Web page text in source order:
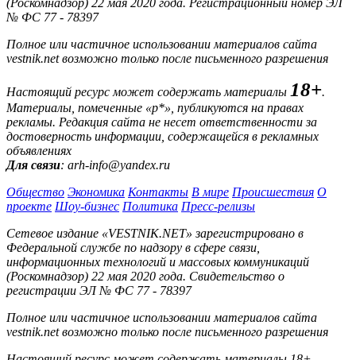
(Роскомнадзор) 22 мая 2020 года. Регистрационный номер ЭЛ
№ ФС 77 - 78397
Полное или частичное использовании материалов сайта
vestnik.net возможно только после письменного разрешения
Настоящий ресурс может содержать материалы 18+.
Материалы, помеченные «р*», публикуются на правах
рекламы. Редакция сайта не несет ответственности за
достоверность информации, содержащейся в рекламных
объявлениях
Для связи: arh-info@yandex.ru
Общество Экономика Контакты В мире Происшествия О
проекте Шоу-бизнес Политика Пресс-релизы
Сетевое издание «VESTNIK.NET» зарегистрировано в
Федеральной службе по надзору в сфере связи,
информационных технологий и массовых коммуникаций
(Роскомнадзор) 22 мая 2020 года. Свидетельство о
регистрации ЭЛ № ФС 77 - 78397
Полное или частичное использовании материалов сайта
vestnik.net возможно только после письменного разрешения